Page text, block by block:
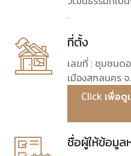
.
ที่ตั้ง
เลขที่ : ชุมชนด
เมืองสกลนคร
Click เพื่อ
ชื่อผู้ให้ข้อมูล